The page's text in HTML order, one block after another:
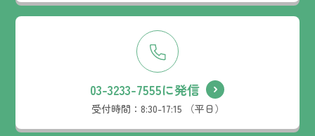
03-3233-7555に発信
受付時間： 8:30-17:15 （平日）